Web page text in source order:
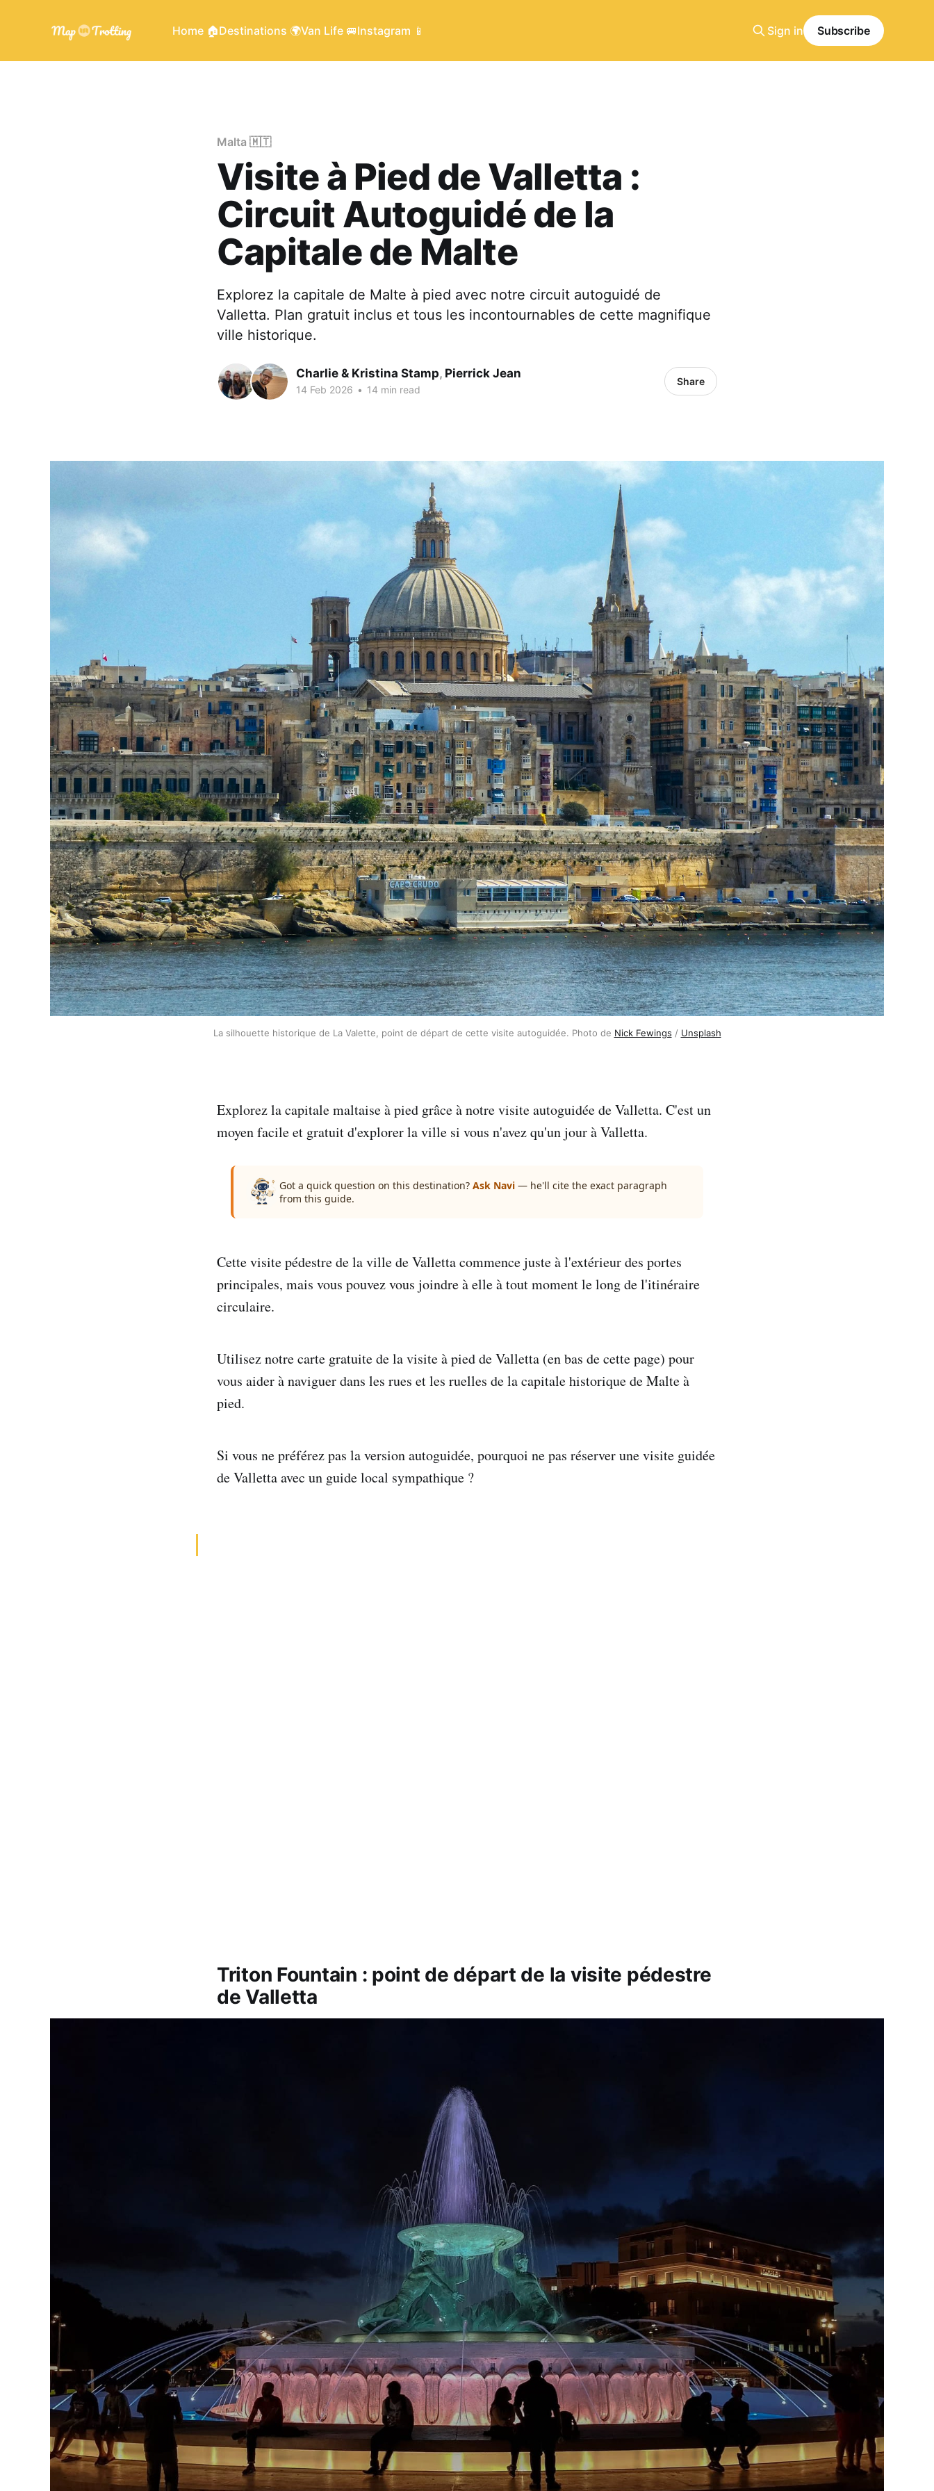
Home 🏠Destinations 🌍Van Life 🚐Instagram 📱 Sign in Subscribe
Malta 🇲🇹
Visite à Pied de Valletta :
Circuit Autoguidé de la
Capitale de Malte
Explorez la capitale de Malte à pied avec notre circuit autoguidé de
Valletta. Plan gratuit inclus et tous les incontournables de cette magnifique
ville historique.
Charlie & Kristina Stamp, Pierrick Jean
14 Feb 2026 • 14 min read
Share
La silhouette historique de La Valette, point de départ de cette visite autoguidée. Photo de Nick Fewings / Unsplash
Explorez la capitale maltaise à pied grâce à notre visite autoguidée de Valletta. C'est un
moyen facile et gratuit d'explorer la ville si vous n'avez qu'un jour à Valletta.
Got a quick question on this destination? Ask Navi — he'll cite the exact paragraph
from this guide.
Cette visite pédestre de la ville de Valletta commence juste à l'extérieur des portes
principales, mais vous pouvez vous joindre à elle à tout moment le long de l'itinéraire
circulaire.
Utilisez notre carte gratuite de la visite à pied de Valletta (en bas de cette page) pour
vous aider à naviguer dans les rues et les ruelles de la capitale historique de Malte à
pied.
Si vous ne préférez pas la version autoguidée, pourquoi ne pas réserver une visite guidée
de Valletta avec un guide local sympathique ?
Triton Fountain : point de départ de la visite pédestre
de Valletta